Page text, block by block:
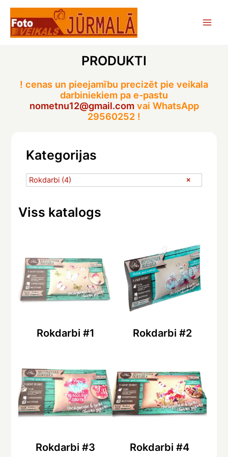
Skip
content
PRODUKTI
! cenas un pieejamību precizēt pie veikala
darbiniekiem pa e-pastu
nometnu12@gmail.comvai WhatsApp
29560252 !
Kategorijas
Rokdarbi (4)
Viss katalogs
Rokdarbi #1 Rokdarbi #2
Rokdarbi #3 Rokdarbi #4